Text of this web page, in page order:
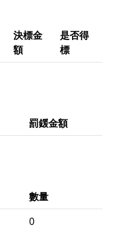
決標金
額
是否得
標
罰鍰金額
數量
0